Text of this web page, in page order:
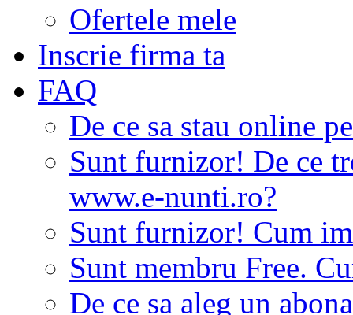
Ofertele mele
Inscrie firma ta
FAQ
De ce sa stau online
Sunt furnizor! De ce
www.e-nunti.ro?
Sunt furnizor! Cum
Sunt membru Free.
De ce sa aleg un